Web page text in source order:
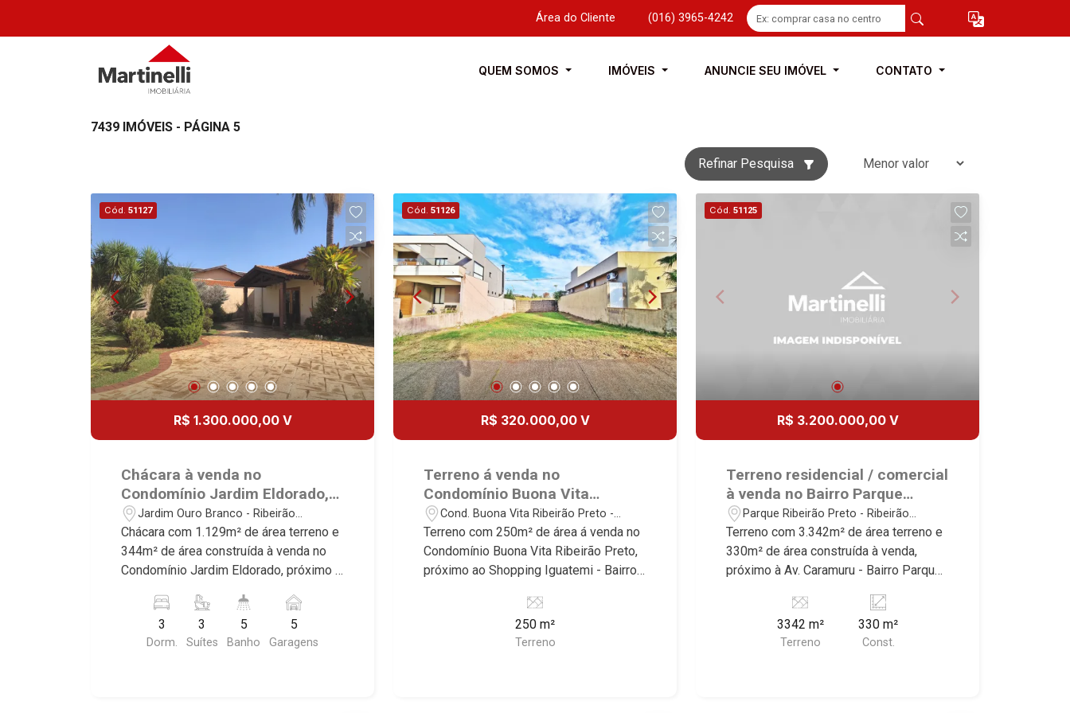
Área do Cliente (016) 3965-4242
QUEM SOMOS IMÓVEIS ANUNCIE SEU IMÓVEL CONTATO
7439 IMÓVEIS - PÁGINA 5
Refinar Pesquisa
Cód. 51127
R$ 1.300.000,00 V
Chácara à venda no
Condomínio Jardim Eldorado,
próximo à Av. Profa. Diná Rizzi
- Ribeirão Preto/SP.
Jardim Ouro Branco - Ribeirão
Preto/SP
Chácara com 1.129m² de área terreno e
344m² de área construída à venda no
Condomínio Jardim Eldorado, próximo à
Ouro Branco, Ribeirão Preto/SP.
Conheça as características deste
imóvel que a Martinelli Imobiliária
3
Dorm.
3
Suítes
5
Banho
5
Garagens
Cód. 51126
R$ 320.000,00 V
Terreno á venda no
Condomínio Buona Vita
Ribeirão Preto, próximo ao
Shopping Iguatemi - Ribeirão
Preto/SP.
Cond. Buona Vita Ribeirão Preto -
Ribeirão Preto/SP
Terreno com 250m² de área á venda no
Condomínio Buona Vita Ribeirão Preto,
próximo ao Shopping Iguatemi - Bairro
Ribeirão Preto/SP. Conheça as
características deste imóvel que a
Martinelli Imobiliária selecionou para
250 m²
Terreno
Cód. 51125
R$ 3.200.000,00 V
Terreno residencial / comercial
à venda no Bairro Parque
Ribeirão Preto, próximo à Av.
Caramuru - Ribeirão Preto/SP.
Parque Ribeirão Preto - Ribeirão
Preto/SP
Terreno com 3.342m² de área terreno e
330m² de área construída à venda,
próximo à Av. Caramuru - Bairro Parque
Conheça as características deste
imóvel que a Martinelli Imobiliária
selecionou para você: - 3.342m² de
3342 m²
Terreno
330 m²
Const.